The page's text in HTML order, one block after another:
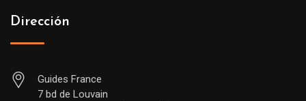
Dirección
Guides France
7 bd de Louvain